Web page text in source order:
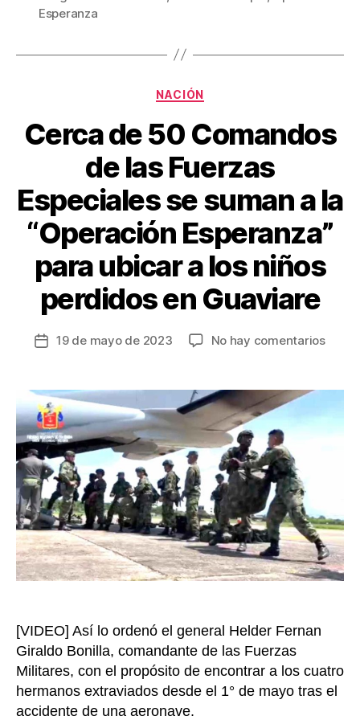
b
o
Esperanza
Categorías
NACIÓN
Cerca de 50 Comandos
de las Fuerzas
Especiales se suman a la
“Operación Esperanza”
para ubicar a los niños
perdidos en Guaviare
Fecha
entrada
19 de mayo de 2023 No hay comentariosen
50
de
a
la
niños
[VIDEO] Así lo ordenó el general Helder Fernan
Giraldo Bonilla, comandante de las Fuerzas
Militares, con el propósito de encontrar a los cuatro
hermanos extraviados desde el 1° de mayo tras el
accidente de una aeronave.